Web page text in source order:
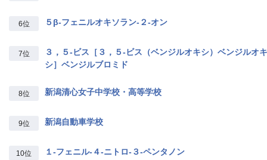
6位 ５β‐フェニルオキソラン‐２‐オン
7位
３，５‐ビス［３，５‐ビス（ベンジルオキシ）ベンジルオキ
シ］ベンジルブロミド
8位 新潟清心女子中学校・高等学校
9位 新潟自動車学校
10位 １‐フェニル‐４‐ニトロ‐３‐ペンタノン